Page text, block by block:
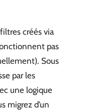
créés via
pas
Sous
par les
une logique
migrez d’un